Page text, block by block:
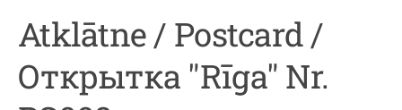
Atklātne / Postcard /
Открытка "Rīga" Nr.